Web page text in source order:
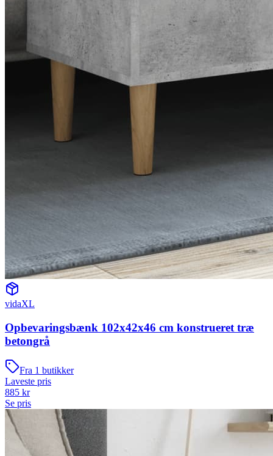
vidaXL
Opbevaringsbænk 102x42x46 cm konstrueret træ
betongrå
Fra 1 butikker
Laveste pris
885 kr
Se pris